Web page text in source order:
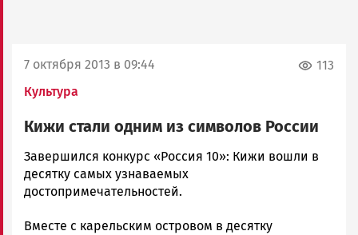
7 октября 2013 в 09:44
Культура
113
Кижи стали одним из символов России
admintimur
Новости
Петрозаводска
Карелии
Завершился конкурс «Россия 10»: Кижи вошли в
десятку самых узнаваемых
достопримечательностей.
Вместе с карельским островом в десятку